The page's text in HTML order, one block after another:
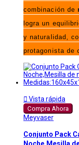
combinación de
logra un
y naturalidad,
protagonista de
 Vista rápida
Compra Ahora
Meyvaser
Conjunto Pack